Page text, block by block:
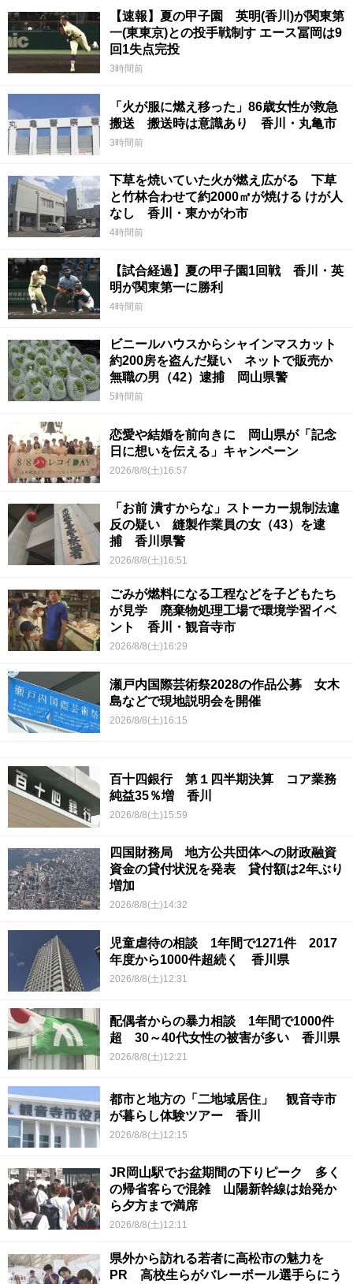
【速報】夏の甲子園 英明(香川)が関東第
一(東東京)との投手戦制す エース冨岡は9
回1失点完投
3時間前
「火が服に燃え移った」86歳女性が救急
搬送 搬送時は意識あり 香川・丸亀市
3時間前
下草を焼いていた火が燃え広がる 下草
と竹林合わせて約2000㎡が焼ける けが人
なし 香川・東かがわ市
4時間前
【試合経過】夏の甲子園1回戦 香川・英
明が関東第一に勝利
4時間前
ビニールハウスからシャインマスカット
約200房を盗んだ疑い ネットで販売か
無職の男（42）逮捕 岡山県警
5時間前
恋愛や結婚を前向きに 岡山県が「記念
日に想いを伝える」キャンペーン
2026/8/8(土)16:57
「お前 潰すからな」ストーカー規制法違
反の疑い 縫製作業員の女（43）を逮
捕 香川県警
2026/8/8(土)16:51
ごみが燃料になる工程などを子どもたち
が見学 廃棄物処理工場で環境学習イベ
ント 香川・観音寺市
2026/8/8(土)16:29
瀬戸内国際芸術祭2028の作品公募 女木
島などで現地説明会を開催
2026/8/8(土)16:15
百十四銀行 第１四半期決算 コア業務
純益35％増 香川
2026/8/8(土)15:59
四国財務局 地方公共団体への財政融資
資金の貸付状況を発表 貸付額は2年ぶり
増加
2026/8/8(土)14:32
児童虐待の相談 1年間で1271件 2017
年度から1000件超続く 香川県
2026/8/8(土)12:31
配偶者からの暴力相談 1年間で1000件
超 30～40代女性の被害が多い 香川県
2026/8/8(土)12:21
都市と地方の「二地域居住」 観音寺市
が暮らし体験ツアー 香川
2026/8/8(土)12:15
JR岡山駅でお盆期間の下りピーク 多く
の帰省客らで混雑 山陽新幹線は始発か
ら夕方まで満席
2026/8/8(土)12:11
県外から訪れる若者に高松市の魅力を
PR 高校生らがバレーボール選手らにう